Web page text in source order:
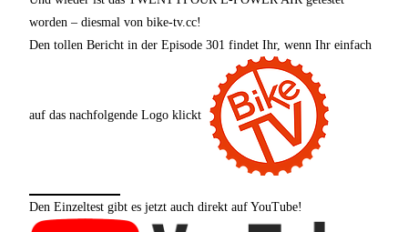
worden – diesmal von bike-tv.cc!
Den tollen Bericht in der Episode 301 findet Ihr, wenn Ihr einfach
auf das nachfolgende Logo klickt
Den Einzeltest gibt es jetzt auch direkt auf YouTube!